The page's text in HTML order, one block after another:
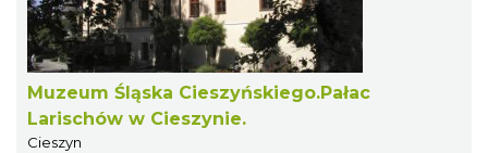
Muzeum Śląska Cieszyńskiego.Pałac
Larischów w Cieszynie.
Cieszyn